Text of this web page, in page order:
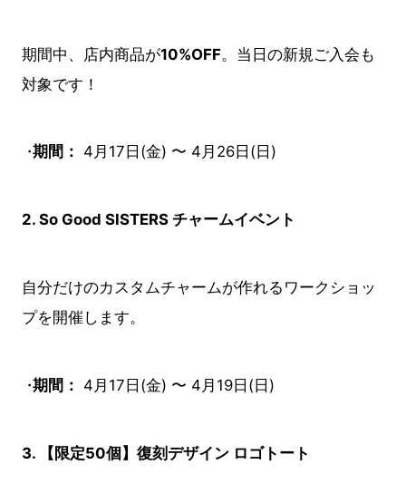
期間中、店内商品が10%OFF。当日の新規ご入会も
対象です！
期間： 4月17日(金) 〜 4月26日(日)
2. So Good SISTERS チャームイベント
自分だけのカスタムチャームが作れるワークショッ
プを開催します。
期間： 4月17日(金) 〜 4月19日(日)
3. 【限定50個】復刻デザイン ロゴトート